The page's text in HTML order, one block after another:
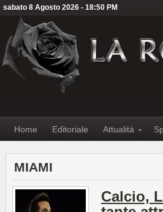
sabato 8 Agosto 2026 - 18:50 PM
Home Editoriale Attualità
MIAMI
Calcio,